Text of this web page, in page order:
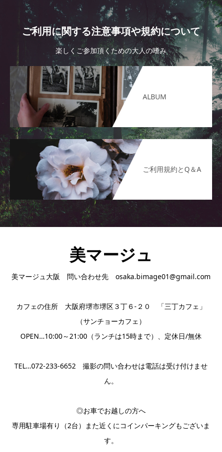
ご利用に関する注意事項や規約について
楽しくご参加頂くための大人の嗜み
ALBUM
ご利用規約とQ＆A
美マージュ
美マージュ大阪 問い合わせ先 osaka.bimage01@gmail.com
カフェの住所 大阪府堺市堺区３丁６-２０ 「三丁カフェ」
（サンチョーカフェ）
OPEN…10:00～21:00（ランチは15時まで）、定休日/無休
TEL…072-233-6652 撮影の問い合わせは電話は受け付けませ
ん。
◎お車でお越しの方へ
専用駐車場有り（2台）また近くにコインパーキングもございま
す。